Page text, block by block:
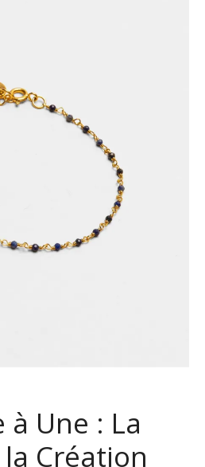
à Une : La
Création